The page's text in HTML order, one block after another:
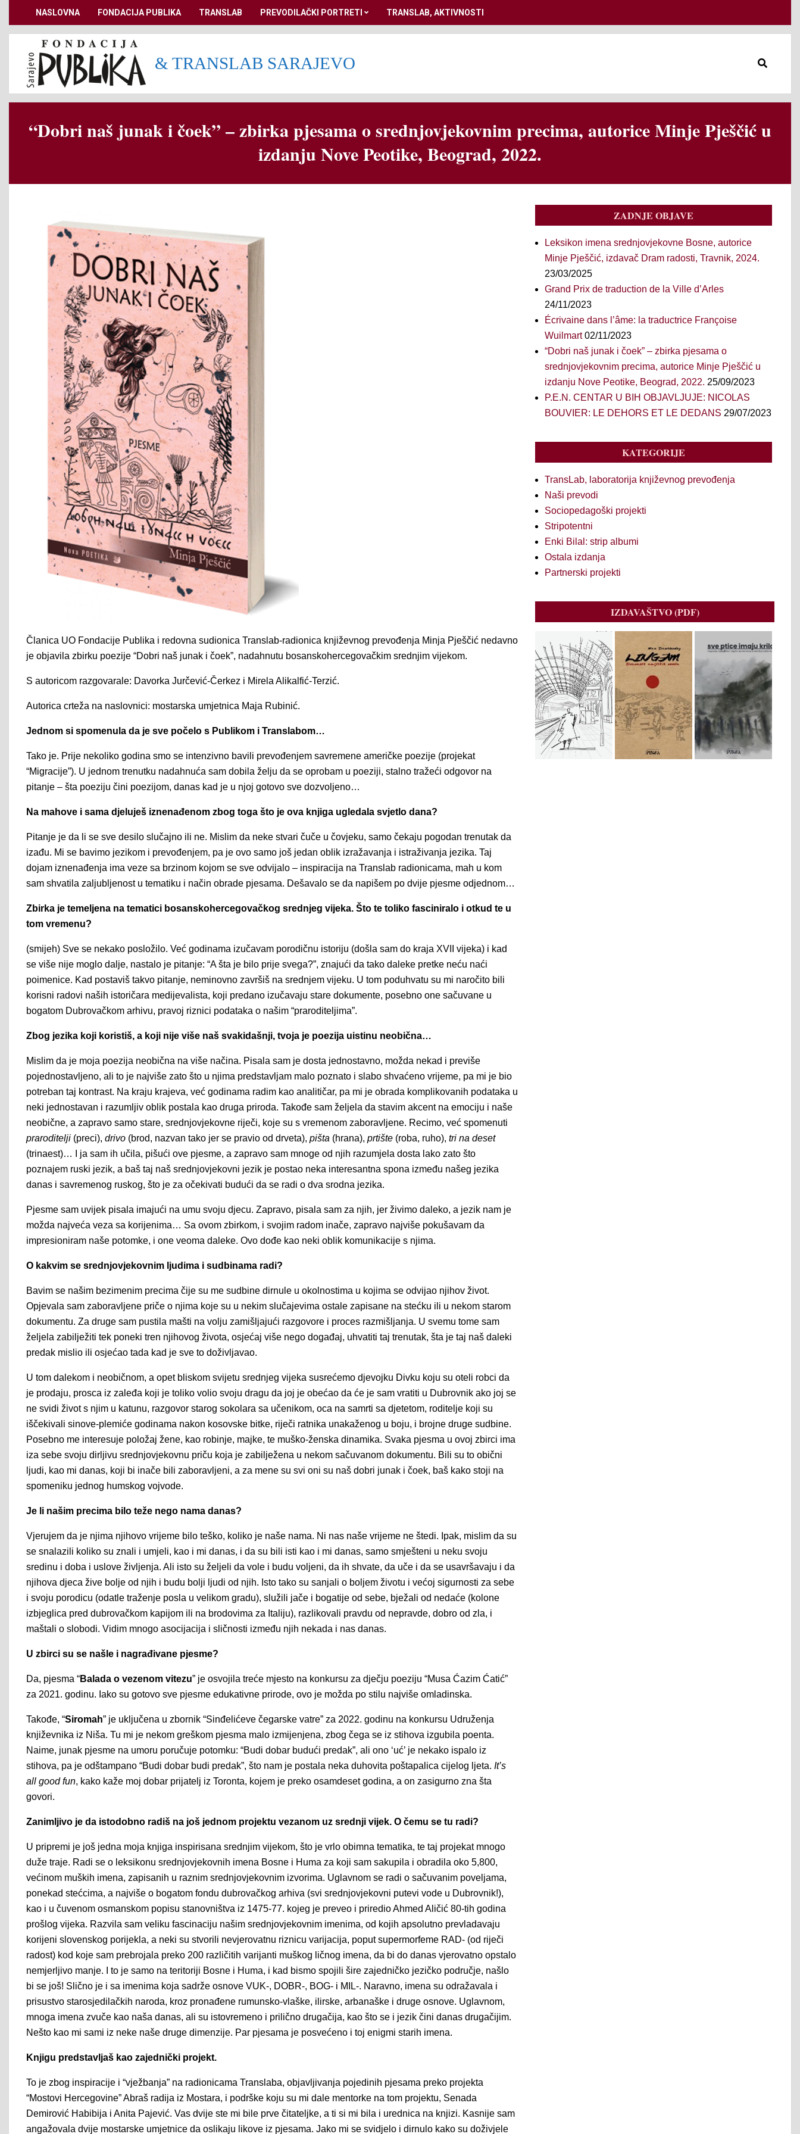
Navigation
Menu
NASLOVNA FONDACIJA PUBLIKA TRANSLAB PREVODILAČKI PORTRETI TRANSLAB, AKTIVNOSTI
& TRANSLAB SARAJEVO Search
“Dobri naš junak i čoek” – zbirka pjesama o srednjovjekovnim precima, autorice Minje Pješčić u
izdanju Nove Peotike, Beograd, 2022.
Članica UO Fondacije Publika i redovna sudionica Translab-radionica književnog prevođenja Minja Pješčić nedavno
je objavila zbirku poezije “Dobri naš junak i čoek”, nadahnutu bosanskohercegovačkim srednjim vijekom.
S autoricom razgovarale: Davorka Jurčević-Čerkez i Mirela Alikalfić-Terzić.
Autorica crteža na naslovnici: mostarska umjetnica Maja Rubinić.
Jednom si spomenula da je sve počelo s Publikom i Translabom…
Tako je. Prije nekoliko godina smo se intenzivno bavili prevođenjem savremene američke poezije (projekat
“Migracije”). U jednom trenutku nadahnuća sam dobila želju da se oprobam u poeziji, stalno tražeći odgovor na
pitanje – šta poeziju čini poezijom, danas kad je u njoj gotovo sve dozvoljeno…
Na mahove i sama djeluješ iznenađenom zbog toga što je ova knjiga ugledala svjetlo dana?
Pitanje je da li se sve desilo slučajno ili ne. Mislim da neke stvari čuče u čovjeku, samo čekaju pogodan trenutak da
izađu. Mi se bavimo jezikom i prevođenjem, pa je ovo samo još jedan oblik izražavanja i istraživanja jezika. Taj
dojam iznenađenja ima veze sa brzinom kojom se sve odvijalo – inspiracija na Translab radionicama, mah u kom
sam shvatila zaljubljenost u tematiku i način obrade pjesama. Dešavalo se da napišem po dvije pjesme odjednom…
Zbirka je temeljena na tematici bosanskohercegovačkog srednjeg vijeka. Što te toliko fasciniralo i otkud te u
tom vremenu?
(smijeh) Sve se nekako posložilo. Već godinama izučavam porodičnu istoriju (došla sam do kraja XVII vijeka) i kad
se više nije moglo dalje, nastalo je pitanje: “A šta je bilo prije svega?”, znajući da tako daleke pretke neću naći
poimenice. Kad postaviš takvo pitanje, neminovno završiš na srednjem vijeku. U tom poduhvatu su mi naročito bili
korisni radovi naših istoričara medijevalista, koji predano izučavaju stare dokumente, posebno one sačuvane u
bogatom Dubrovačkom arhivu, pravoj riznici podataka o našim “praroditeljima”.
Zbog jezika koji koristiš, a koji nije više naš svakidašnji, tvoja je poezija uistinu neobična…
Mislim da je moja poezija neobična na više načina. Pisala sam je dosta jednostavno, možda nekad i previše
pojednostavljeno, ali to je najviše zato što u njima predstavljam malo poznato i slabo shvaćeno vrijeme, pa mi je bio
potreban taj kontrast. Na kraju krajeva, već godinama radim kao analitičar, pa mi je obrada komplikovanih podataka u
neki jednostavan i razumljiv oblik postala kao druga priroda. Takođe sam željela da stavim akcent na emociju i naše
neobične, a zapravo samo stare, srednjovjekovne riječi, koje su s vremenom zaboravljene. Recimo, već spomenuti
praroditelji (preci), drivo (brod, nazvan tako jer se pravio od drveta), pišta (hrana), prtište (roba, ruho), tri na deset
(trinaest)… I ja sam ih učila, pišući ove pjesme, a zapravo sam mnoge od njih razumjela dosta lako zato što
poznajem ruski jezik, a baš taj naš srednjovjekovni jezik je postao neka interesantna spona između našeg jezika
danas i savremenog ruskog, što je za očekivati budući da se radi o dva srodna jezika.
Pjesme sam uvijek pisala imajući na umu svoju djecu. Zapravo, pisala sam za njih, jer živimo daleko, a jezik nam je
možda najveća veza sa korijenima… Sa ovom zbirkom, i svojim radom inače, zapravo najviše pokušavam da
impresioniram naše potomke, i one veoma daleke. Ovo dođe kao neki oblik komunikacije s njima.
O kakvim se srednjovjekovnim ljudima i sudbinama radi?
Bavim se našim bezimenim precima čije su me sudbine dirnule u okolnostima u kojima se odvijao njihov život.
Opjevala sam zaboravljene priče o njima koje su u nekim slučajevima ostale zapisane na stećku ili u nekom starom
dokumentu. Za druge sam pustila mašti na volju zamišljajući razgovore i proces razmišljanja. U svemu tome sam
željela zabilježiti tek poneki tren njihovog života, osjećaj više nego događaj, uhvatiti taj trenutak, šta je taj naš daleki
predak mislio ili osjećao tada kad je sve to doživljavao.
U tom dalekom i neobičnom, a opet bliskom svijetu srednjeg vijeka susrećemo djevojku Divku koju su oteli robci da
je prodaju, prosca iz zaleđa koji je toliko volio svoju dragu da joj je obećao da će je sam vratiti u Dubrovnik ako joj se
ne svidi život s njim u katunu, razgovor starog sokolara sa učenikom, oca na samrti sa djetetom, roditelje koji su
iščekivali sinove-plemiće godinama nakon kosovske bitke, riječi ratnika unakaženog u boju, i brojne druge sudbine.
Posebno me interesuje položaj žene, kao robinje, majke, te muško-ženska dinamika. Svaka pjesma u ovoj zbirci ima
iza sebe svoju dirljivu srednjovjekovnu priču koja je zabilježena u nekom sačuvanom dokumentu. Bili su to obični
ljudi, kao mi danas, koji bi inače bili zaboravljeni, a za mene su svi oni su naš dobri junak i čoek, baš kako stoji na
spomeniku jednog humskog vojvode.
Je li našim precima bilo teže nego nama danas?
Vjerujem da je njima njihovo vrijeme bilo teško, koliko je naše nama. Ni nas naše vrijeme ne štedi. Ipak, mislim da su
se snalazili koliko su znali i umjeli, kao i mi danas, i da su bili isti kao i mi danas, samo smješteni u neku svoju
sredinu i doba i uslove življenja. Ali isto su željeli da vole i budu voljeni, da ih shvate, da uče i da se usavršavaju i da
njihova djeca žive bolje od njih i budu bolji ljudi od njih. Isto tako su sanjali o boljem životu i većoj sigurnosti za sebe
i svoju porodicu (odatle traženje posla u velikom gradu), služili jače i bogatije od sebe, bježali od nedaće (kolone
izbjeglica pred dubrovačkom kapijom ili na brodovima za Italiju), razlikovali pravdu od nepravde, dobro od zla, i
maštali o slobodi. Vidim mnogo asocijacija i sličnosti između njih nekada i nas danas.
U zbirci su se našle i nagrađivane pjesme?
Da, pjesma “Balada o vezenom vitezu” je osvojila treće mjesto na konkursu za dječju poeziju “Musa Ćazim Ćatić”
za 2021. godinu. Iako su gotovo sve pjesme edukativne prirode, ovo je možda po stilu najviše omladinska.
Takođe, “Siromah” je uključena u zbornik “Sinđelićeve čegarske vatre” za 2022. godinu na konkursu Udruženja
književnika iz Niša. Tu mi je nekom greškom pjesma malo izmijenjena, zbog čega se iz stihova izgubila poenta.
Naime, junak pjesme na umoru poručuje potomku: “Budi dobar budući predak”, ali ono ‘uć’ je nekako ispalo iz
stihova, pa je odštampano “Budi dobar budi predak”, što nam je postala neka duhovita poštapalica cijelog ljeta. It’s
all good fun, kako kaže moj dobar prijatelj iz Toronta, kojem je preko osamdeset godina, a on zasigurno zna šta
govori.
Zanimljivo je da istodobno radiš na još jednom projektu vezanom uz srednji vijek. O čemu se tu radi?
U pripremi je još jedna moja knjiga inspirisana srednjim vijekom, što je vrlo obimna tematika, te taj projekat mnogo
duže traje. Radi se o leksikonu srednjovjekovnih imena Bosne i Huma za koji sam sakupila i obradila oko 5,800,
većinom muških imena, zapisanih u raznim srednjovjekovnim izvorima. Uglavnom se radi o sačuvanim poveljama,
ponekad stećcima, a najviše o bogatom fondu dubrovačkog arhiva (svi srednjovjekovni putevi vode u Dubrovnik!),
kao i u čuvenom osmanskom popisu stanovništva iz 1475-77. kojeg je preveo i priredio Ahmed Aličić 80-tih godina
prošlog vijeka. Razvila sam veliku fascinaciju našim srednjovjekovnim imenima, od kojih apsolutno prevladavaju
korijeni slovenskog porijekla, a neki su stvorili nevjerovatnu riznicu varijacija, poput supermorfeme RAD- (od riječi
radost) kod koje sam prebrojala preko 200 različitih varijanti muškog ličnog imena, da bi do danas vjerovatno opstalo
nemjerljivo manje. I to je samo na teritoriji Bosne i Huma, i kad bismo spojili šire zajedničko jezičko područje, našlo
bi se još! Slično je i sa imenima koja sadrže osnove VUK-, DOBR-, BOG- i MIL-. Naravno, imena su odražavala i
prisustvo starosjedilačkih naroda, kroz pronađene rumunsko-vlaške, ilirske, arbanaške i druge osnove. Uglavnom,
mnoga imena zvuče kao naša danas, ali su istovremeno i prilično drugačija, kao što se i jezik čini danas drugačijim.
Nešto kao mi sami iz neke naše druge dimenzije. Par pjesama je posvećeno i toj enigmi starih imena.
Knjigu predstavljaš kao zajednički projekt.
To je zbog inspiracije i “vježbanja” na radionicama Translaba, objavljivanja pojedinih pjesama preko projekta
“Mostovi Hercegovine” Abraš radija iz Mostara, i podrške koju su mi dale mentorke na tom projektu, Senada
Demirović Habibija i Anita Pajević. Vas dvije ste mi bile prve čitateljke, a ti si mi bila i urednica na knjizi. Kasnije sam
angažovala dvije mostarske umjetnice da oslikaju likove iz pjesama. Jako mi se svidjelo i dirnulo kako su doživjele
ZADNJE OBJAVE
Leksikon imena srednjovjekovne Bosne, autorice
Minje Pješčić, izdavač Dram radosti, Travnik, 2024.
23/03/2025
Grand Prix de traduction de la Ville d’Arles
24/11/2023
Écrivaine dans l’âme: la traductrice Françoise
Wuilmart 02/11/2023
“Dobri naš junak i čoek” – zbirka pjesama o
srednjovjekovnim precima, autorice Minje Pješčić u
izdanju Nove Peotike, Beograd, 2022. 25/09/2023
P.E.N. CENTAR U BIH OBJAVLJUJE: NICOLAS
BOUVIER: LE DEHORS ET LE DEDANS 29/07/2023
KATEGORIJE
TransLab, laboratorija književnog prevođenja
Naši prevodi
Sociopedagoški projekti
Stripotentni
Enki Bilal: strip albumi
Ostala izdanja
Partnerski projekti
IZDAVAŠTVO (PDF)